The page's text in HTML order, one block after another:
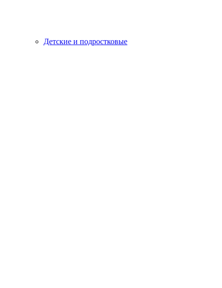
Детские и подростковые